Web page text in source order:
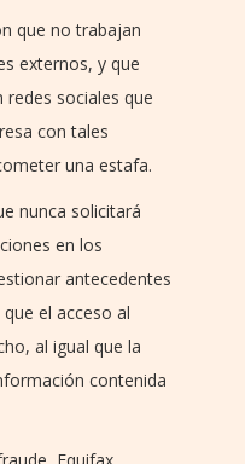
que no trabajan
externos, y que
sociales que
con tales
una estafa.
nunca solicitará
en los
antecedentes
el acceso al
al igual que la
contenida